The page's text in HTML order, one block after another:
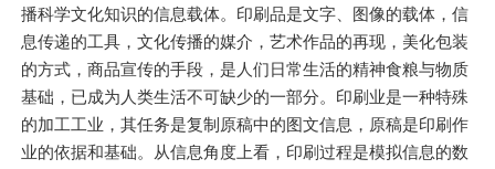
播科学文化知识的信息载体。印刷品是文字、图像的载体，信
息传递的工具，文化传播的媒介，艺术作品的再现，美化包装
的方式，商品宣传的手段，是人们日常生活的精神食粮与物质
基础，已成为人类生活不可缺少的一部分。印刷业是一种特殊
的加工工业，其任务是复制原稿中的图文信息，原稿是印刷作
业的依据和基础。从信息角度上看，印刷过程是模拟信息的数